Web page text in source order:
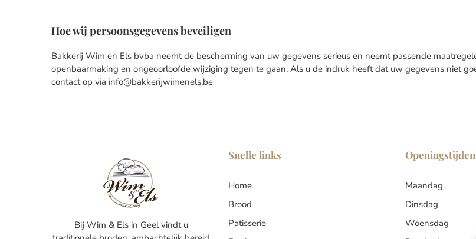
Hoe wij persoonsgegevens beveiligen
Bakkerij Wim en Els bvba neemt de bescherming van uw gegevens serieus en neemt passende
openbaarmaking en ongeoorloofde wijziging tegen te gaan. Als u de indruk heeft dat uw gegevens niet
contact op via info@bakkerijwimenels.be
Bij Wim & Els in Geel vindt u
Snelle links
Home
Brood
Patisserie
Openingstijden
Maandag
Dinsdag
Woensdag